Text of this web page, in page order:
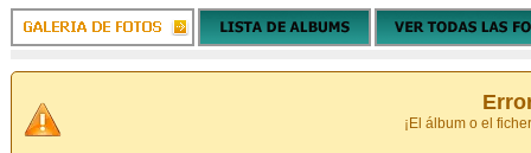
¡El álbum o el